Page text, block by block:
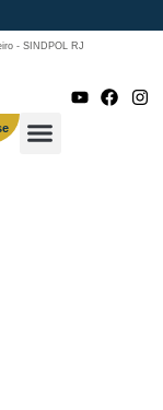
- SINDPOL RJ